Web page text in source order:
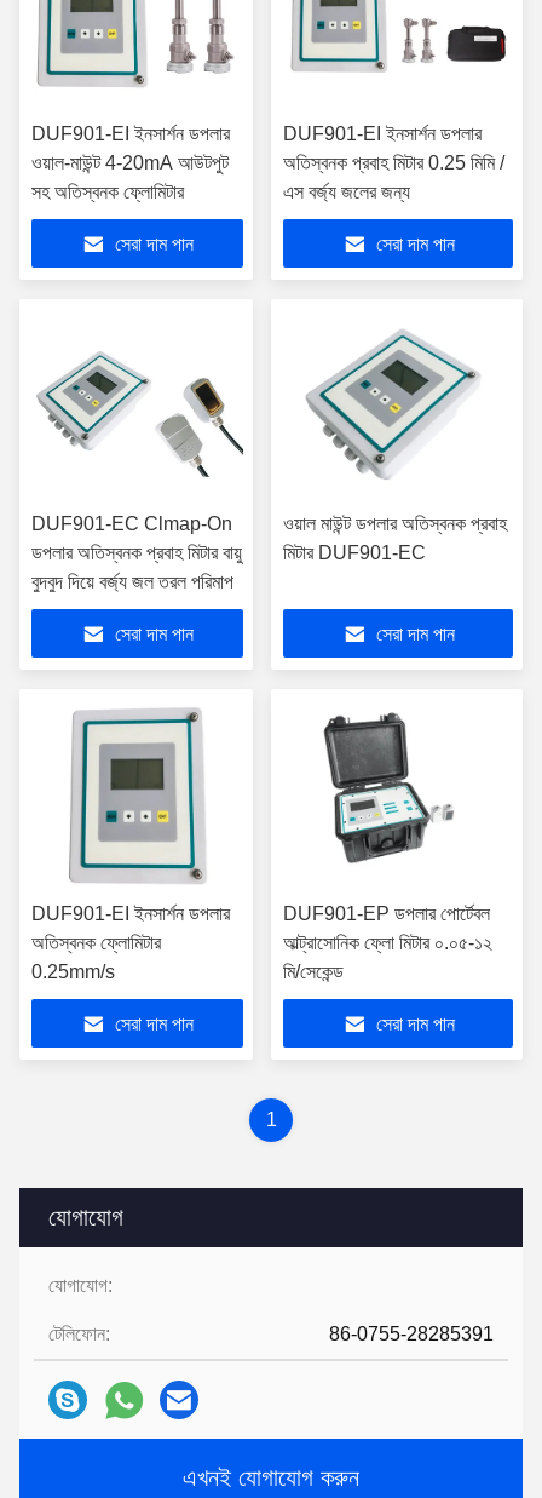
যোগাযোগ
যোগাযোগ:
টেলিফোন: 86-0755-28285391
এখনই যোগাযোগ করুন
DUF901-EI ইনসার্শন ডপলার
ওয়াল-মাউন্ট 4-20mA আউটপুট
সহ অতিস্বনক ফ্লোমিটার
সেরা দাম পান
DUF901-EI ইনসার্শন ডপলার
অতিস্বনক প্রবাহ মিটার 0.25 মিমি /
এস বর্জ্য জলের জন্য
সেরা দাম পান
DUF901-EC Clmap-On
ডপলার অতিস্বনক প্রবাহ মিটার বায়ু
বুদবুদ দিয়ে বর্জ্য জল তরল পরিমাপ
সেরা দাম পান
ওয়াল মাউন্ট ডপলার অতিস্বনক প্রবাহ
মিটার DUF901-EC
সেরা দাম পান
DUF901-EI ইনসার্শন ডপলার
অতিস্বনক ফ্লোমিটার
0.25mm/s
সেরা দাম পান
DUF901-EP ডপলার পোর্টেবল
আল্ট্রাসোনিক ফ্লো মিটার ০.০৫-১২
মি/সেকেন্ড
সেরা দাম পান
1